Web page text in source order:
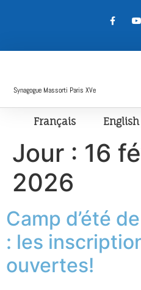
Synagogue Massorti Paris XVe
Français English
Jour : 16
2026
Camp d’été
: les
ouvertes!